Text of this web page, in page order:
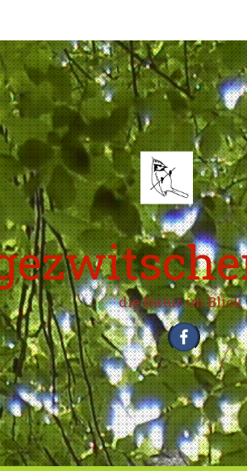
die Natur im Blick